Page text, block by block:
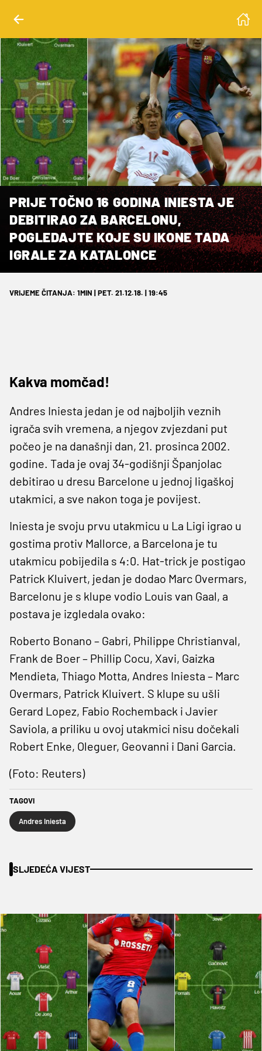
PRIJE TOČNO 16 GODINA INIESTA JE
DEBITIRAO ZA BARCELONU,
POGLEDAJTE KOJE SU IKONE TADA
IGRALE ZA KATALONCE
VRIJEME ČITANJA: 1MIN | PET. 21.12.18. | 19:45
Kakva momčad!
Andres Iniesta jedan je od najboljih veznih
igrača svih vremena, a njegov zvjezdani put
počeo je na današnji dan, 21. prosinca 2002.
godine. Tada je ovaj 34-godišnji Španjolac
debitirao u dresu Barcelone u jednoj ligaškoj
utakmici, a sve nakon toga je povijest.
Iniesta je svoju prvu utakmicu u La Ligi igrao u
gostima protiv Mallorce, a Barcelona je tu
utakmicu pobijedila s 4:0. Hat-trick je postigao
Patrick Kluivert, jedan je dodao Marc Overmars,
Barcelonu je s klupe vodio Louis van Gaal, a
postava je izgledala ovako:
Roberto Bonano – Gabri, Philippe Christianval,
Frank de Boer – Phillip Cocu, Xavi, Gaizka
Mendieta, Thiago Motta, Andres Iniesta – Marc
Overmars, Patrick Kluivert. S klupe su ušli
Gerard Lopez, Fabio Rochemback i Javier
Saviola, a priliku u ovoj utakmici nisu dočekali
Robert Enke, Oleguer, Geovanni i Dani Garcia.
(Foto: Reuters)
TAGOVI
Andres Iniesta
SLJEDEĆA VIJEST